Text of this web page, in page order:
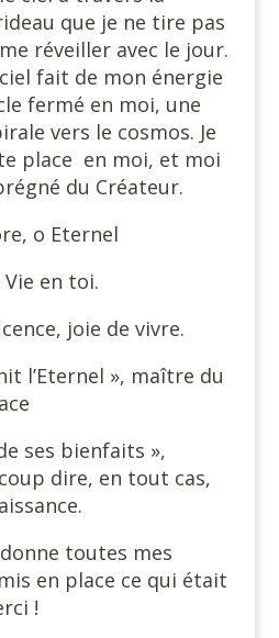
que je ne tire pas
réveiller avec le jour.
fait de mon énergie
fermé en moi, une
vers le cosmos. Je
place en moi, et moi
du Créateur.
o Eternel
en toi.
joie de vivre.
l’Eternel », maître du
ses bienfaits »,
dire, en tout cas,
toutes mes
en place ce qui était
!